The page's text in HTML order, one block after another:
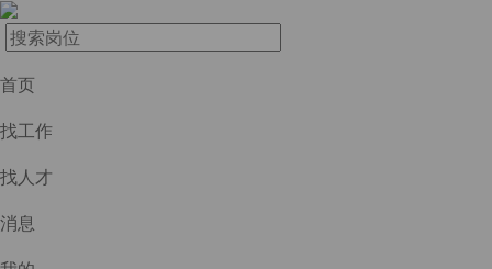
首页
找工作
找人才
消息